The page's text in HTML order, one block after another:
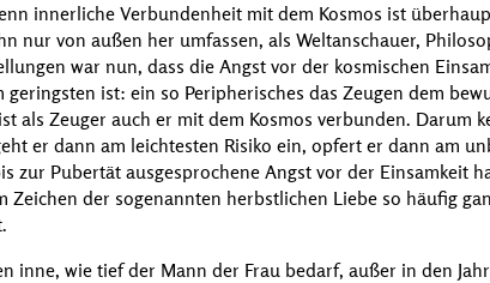
innerliche Verbundenheit mit dem Kosmos ist
nur von außen her umfassen, als Weltanschauer,
war nun, dass die Angst vor der kosmischen
ist: ein so Peripherisches das Zeugen dem
als Zeuger auch er mit dem Kosmos verbunden. Darum
er dann am leichtesten Risiko ein, opfert er dann am
zur Pubertät ausgesprochene Angst vor der Einsamkeit
der sogenannten herbstlichen Liebe so häufig
inne, wie tief der Mann der Frau bedarf, außer in den